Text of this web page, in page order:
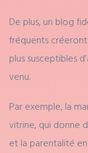
De plus, un blog
fréquents
plus susceptibles
venu.
Par exemple, la
vitrine, qui donne
et la parentalité